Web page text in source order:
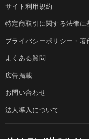
サイト利用規約
特定商取引に関する法律に
プライバシーポリシー・著
よくある質問
広告掲載
お問い合わせ
法人導入について